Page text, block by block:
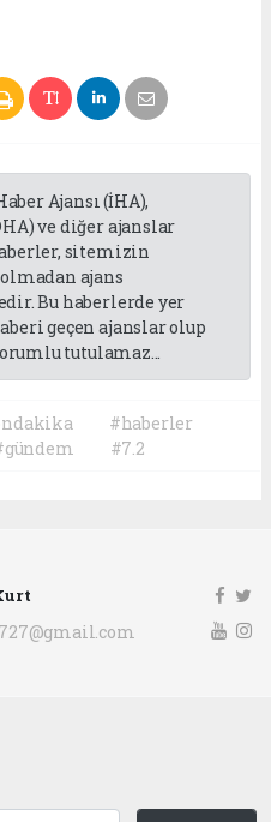
Ajansı (İHA),
ve diğer ajanslar
sitemizin
ajans
Bu haberlerde yer
geçen ajanslar olup
tutulamaz...
#haberler
#7.2